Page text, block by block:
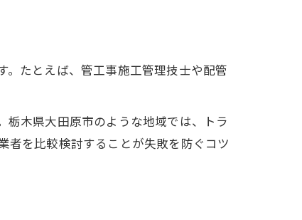
たとえば、管工事施工管理技士や配管
栃木県大田原市のような地域では、トラ
者を比較検討することが失敗を防ぐコツ